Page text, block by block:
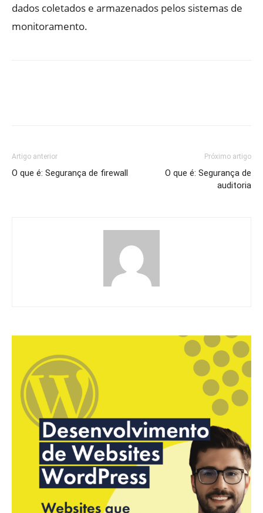
dados coletados e armazenados pelos sistemas de
monitoramento.
Artigo anterior
O que é: Segurança de firewall
Próximo artigo
O que é: Segurança de
auditoria